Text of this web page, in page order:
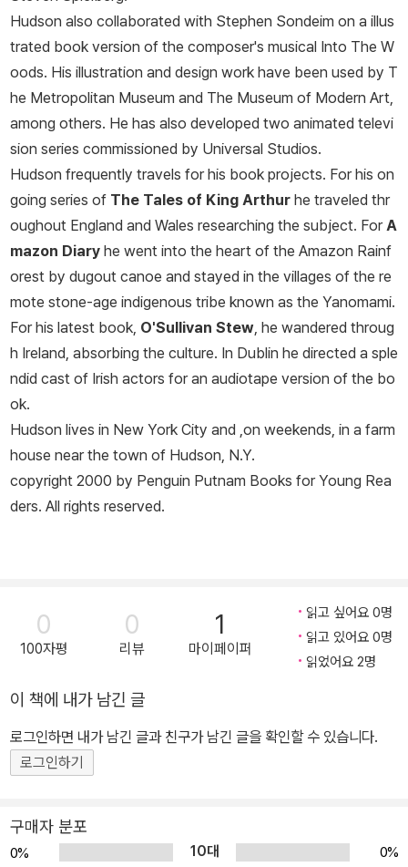
Hudson also collaborated with Stephen Sondeim on a illus
trated book version of the composer's musical Into The W
oods. His illustration and design work have been used by T
he Metropolitan Museum and The Museum of Modern Art,
among others. He has also developed two animated televi
sion series commissioned by Universal Studios.
Hudson frequently travels for his book projects. For his on
going series of The Tales of King Arthur he traveled thr
oughout England and Wales researching the subject. ForA
mazon Diary he went into the heart of the Amazon Rainf
orest by dugout canoe and stayed in the villages of the re
mote stone-age indigenous tribe known as the Yanomami.
For his latest book, O'Sullivan Stew, he wandered throug
h Ireland, absorbing the culture. In Dublin he directed a sple
ndid cast of Irish actors for an audiotape version of the bo
ok.
Hudson lives in New York City and ,on weekends, in a farm
house near the town of Hudson, N.Y.
copyright 2000 by Penguin Putnam Books for Young Rea
ders. All rights reserved.
0
100자평
0
리뷰
1
마이페이퍼
읽고 싶어요 0명
읽고 있어요 0명
읽었어요 2명
이 책에 내가 남긴 글
로그인하면 내가 남긴 글과 친구가 남긴 글을 확인할 수 있습니다.
로그인하기
구매자 분포
0% 10대
0%